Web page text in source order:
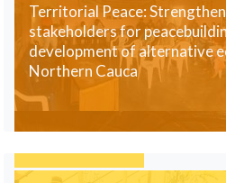
Territorial Peace:
stakeholders for
development of alternative
Northern Cauca